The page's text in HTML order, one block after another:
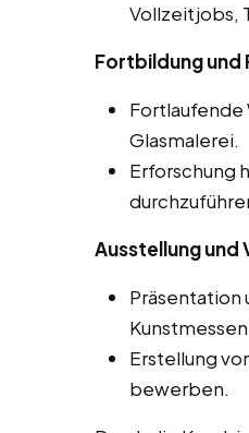
Vollzeitjobs,
Fortbildung und
Fortlaufende
Glasmalerei.
Erforschung
Ausstellung und
Präsentation
Erstellung
bewerben.